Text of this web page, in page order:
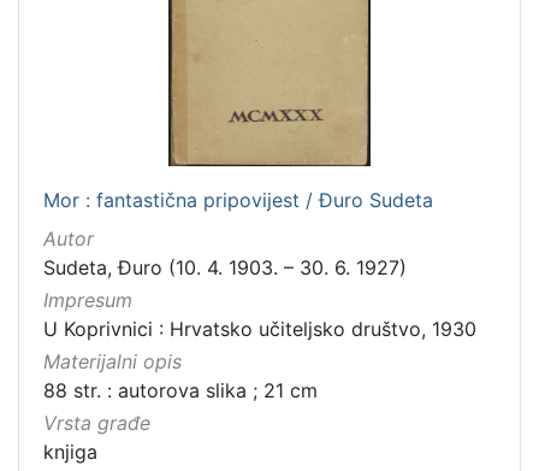
Mor : fantastična pripovijest / Đuro Sudeta
Autor
Sudeta, Đuro (10. 4. 1903. – 30. 6. 1927)
Impresum
U Koprivnici : Hrvatsko učiteljsko društvo, 1930
Materijalni opis
88 str. : autorova slika ; 21 cm
Vrsta građe
knjiga